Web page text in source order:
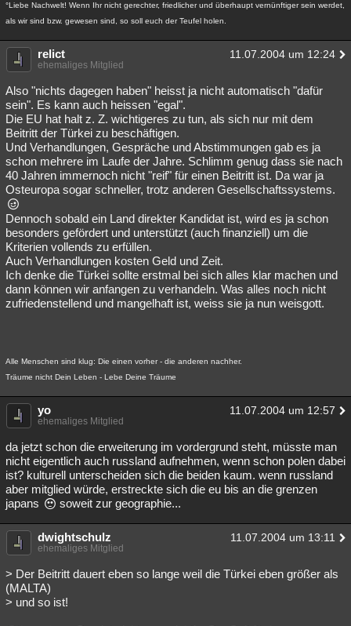
°Liebe Nachwelt! Wenn Ihr nicht gerechter, friedlicher und überhaupt vernünftiger sein werdet,
als wir sind bzw. gewesen sind, so soll euch der Teufel holen.
relict 11.07.2004 um 12:24
ehemaliges Mitglied
Also "nichts dagegen haben" heisst ja nicht automatisch "dafür
sein". Es kann auch heissen "egal".
Die EU hat halt z. Z. wichtigeres zu tun, als sich nur mit dem
Beitritt der Türkei zu beschäftigen.
Und Verhandlungen, Gespräche und Abstimmungen gab es ja
schon mehrere im Laufe der Jahre. Schlimm genug dass sie nach
40 Jahren immernoch nicht "reif" für einen Beitritt ist. Da war ja
Osteuropa sogar schneller, trotz anderen Gesellschaftssystems.
Dennoch sobald ein Land direkter Kandidat ist, wird es ja schon
besonders gefördert und unterstützt (auch finanziell) um die
Kriterien vollends zu erfüllen.
Auch Verhandlungen kosten Geld und Zeit.
Ich denke die Türkei sollte erstmal bei sich alles klar machen und
dann können wir anfangen zu verhandeln. Was alles noch nicht
zufriedenstellend und mangelhaft ist, weiss sie ja nun weisgott.
Alle Menschen sind klug: Die einen vorher - die anderen nachher.
Träume nicht Dein Leben - Lebe Deine Träume
yo 11.07.2004 um 12:57
ehemaliges Mitglied
da jetzt schon die erweiterung im vordergrund steht, müsste man
nicht eigentlich auch russland aufnehmen, wenn schon polen dabei
ist? kulturell unterscheiden sich die beiden kaum. wenn russland
aber mitglied würde, erstreckte sich die eu bis an die grenzen
japans
soweit zur geographie...
dwightschulz 11.07.2004 um 13:11
ehemaliges Mitglied
> Der Beitritt dauert eben so lange weil die Türkei eben größer als
(MALTA)
> und so ist!